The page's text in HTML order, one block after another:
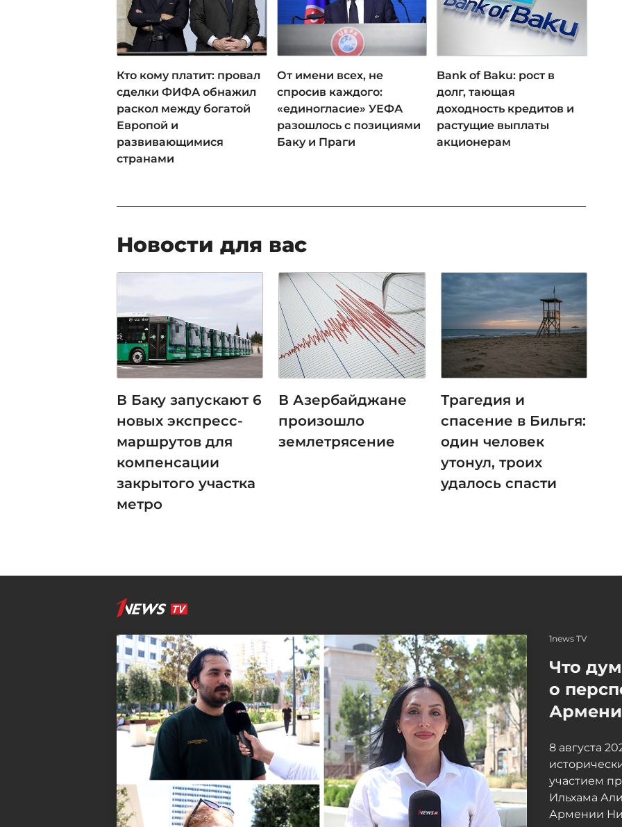
Кто кому платит: провал
сделки ФИФА обнажил
раскол между богатой
Европой и
развивающимися
странами
От имени всех, не
спросив каждого:
«единогласие» УЕФА
разошлось с позициями
Баку и Праги
Bank of Baku: рост в
долг, тающая
доходность кредитов и
растущие выплаты
акционерам
Новости для вас
В Баку запускают 6
новых экспресс-
маршрутов для
компенсации
закрытого участка
метро
В Азербайджане
произошло
землетрясение
Трагедия и
спасение в Бильгя:
один человек
утонул, троих
удалось спасти
1news TV
Что
о
8 августа
участием
Ильхама
Армении